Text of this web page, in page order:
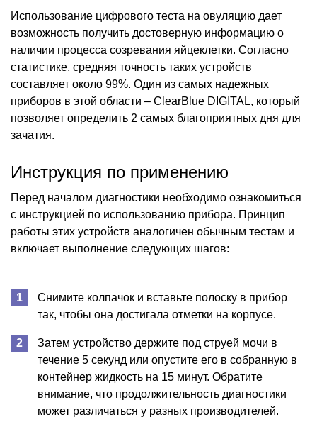
Использование цифрового теста на овуляцию дает
возможность получить достоверную информацию о
наличии процесса созревания яйцеклетки. Согласно
статистике, средняя точность таких устройств
составляет около 99%. Один из самых надежных
приборов в этой области – ClearBlue DIGITAL, который
позволяет определить 2 самых благоприятных дня для
зачатия.
Инструкция по применению
Перед началом диагностики необходимо ознакомиться
с инструкцией по использованию прибора. Принцип
работы этих устройств аналогичен обычным тестам и
включает выполнение следующих шагов:
Снимите колпачок и вставьте полоску в прибор
так, чтобы она достигала отметки на корпусе.
Затем устройство держите под струей мочи в
течение 5 секунд или опустите его в собранную в
контейнер жидкость на 15 минут. Обратите
внимание, что продолжительность диагностики
может различаться у разных производителей.